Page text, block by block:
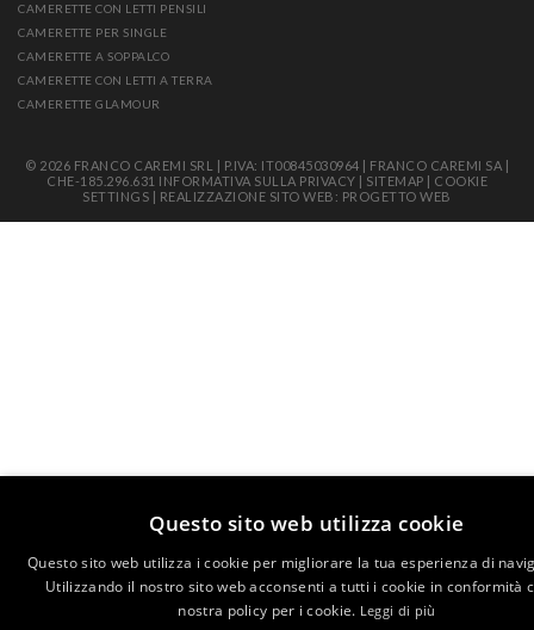
CAMERETTE CON LETTI PENSILI
CAMERETTE PER SINGLE
CAMERETTE A SOPPALCO
CAMERETTE CON LETTI A TERRA
CAMERETTE GLAMOUR
© 2026 FRANCO CAREMI SRL | P.IVA: IT00845030964 | FRANCO CAREMI SA |
CHE-185.296.631 INFORMATIVA SULLA PRIVACY | SITEMAP | COOKIE
SETTINGS | REALIZZAZIONE SITO WEB: PROGETTO WEB
Questo sito web utilizza cookie
Questo sito web utilizza i cookie per migliorare la tua esperienza di
Utilizzando il nostro sito web acconsenti a tutti i cookie in conformità
nostra policy per i cookie. Leggi di più